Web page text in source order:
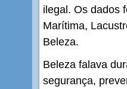
ilegal. Os dados
Marítima,
Beleza.
Beleza falava
segurança,